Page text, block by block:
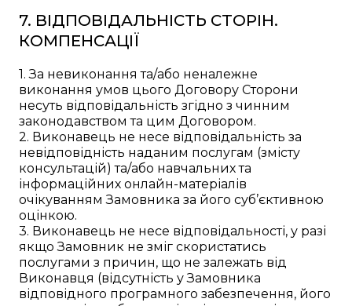
7. ВІДПОВІДАЛЬНІСТЬ СТОРІН.
КОМПЕНСАЦІЇ
1. За невиконання та/або неналежне
виконання умов цього Договору Сторони
несуть відповідальність згідно з чинним
законодавством та цим Договором.
2. Виконавець не несе відповідальність за
невідповідність наданим послугам (змісту
консультацій) та/або навчальних та
інформаційних онлайн-матеріалів
очікуванням Замовника за його суб’єктивною
оцінкою.
3. Виконавець не несе відповідальності, у разі
якщо Замовник не зміг скористатись
послугами з причин, що не залежать від
Виконавця (відсутність у Замовника
відповідного програмного забезпечення, його